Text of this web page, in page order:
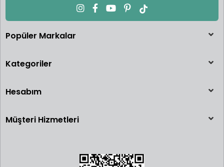
Popüler Markalar
Kategoriler
Hesabım
Müşteri Hizmetleri